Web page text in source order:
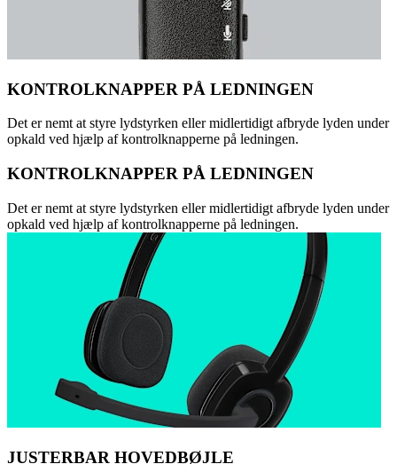
KONTROLKNAPPER PÅ LEDNINGEN
Det er nemt at styre lydstyrken eller midlertidigt afbryde lyden under
opkald ved hjælp af kontrolknapperne på ledningen.
KONTROLKNAPPER PÅ LEDNINGEN
Det er nemt at styre lydstyrken eller midlertidigt afbryde lyden under
opkald ved hjælp af kontrolknapperne på ledningen.
JUSTERBAR HOVEDBØJLE